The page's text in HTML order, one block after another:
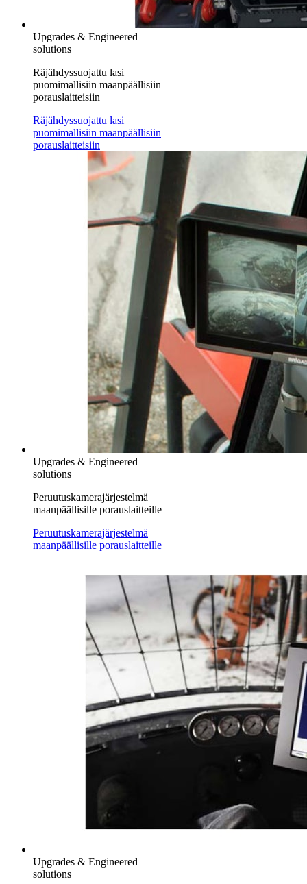
Upgrades & Engineered
solutions
Räjähdyssuojattu lasi
puomimallisiin maanpäällisiin
porauslaitteisiin
Räjähdyssuojattu lasi
puomimallisiin maanpäällisiin
porauslaitteisiin
Upgrades & Engineered
solutions
Peruutuskamerajärjestelmä
maanpäällisille porauslaitteille
Peruutuskamerajärjestelmä
maanpäällisille porauslaitteille
Upgrades & Engineered
solutions